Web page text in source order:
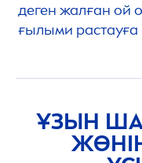
деген жалған ой
ғылыми
ҰЗЫН